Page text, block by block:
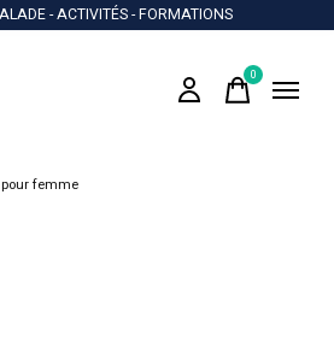
- ACTIVITÉS - FORMATIONS
0items
femme